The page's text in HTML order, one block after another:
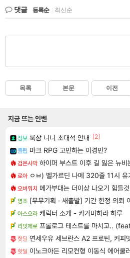
댓글 등록순 최신순
목록 본문 이전
지금 뜨는 인벤
정보 룩삼 니니 초대석 안내 [2]
클립 마크 RPG 고민하는 이경민?
검은사막 하이퍼 부스트 이후 길 잃은 뉴비
로아 ㅇㅂ) 벨가르딘 나메 320줄 11시 유
오버워치 메가부대는 더이상 나오기 힘들
명조 [무무기획 · 새출발] 기간 한정 의뢰
아스오라 캐릭터 소개 - 카가미하라 하루
리밋제로 프롤로그 테스트를 마치고..
핫딜 연세우유 세브란스 A2 프로틴, 커
핫딜 이노크아든 리모컨형 이동식 에어쿨